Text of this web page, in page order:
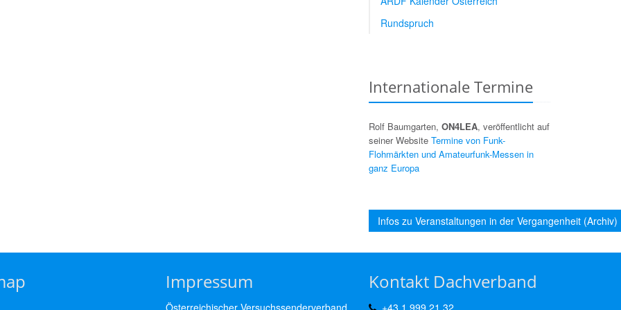
Rundspruch
Internationale Termine
Rolf Baumgarten, ON4LEA, veröffentlicht auf
seiner Website Termine von Funk-
Flohmärkten und Amateurfunk-Messen in
ganz Europa
Infos zu Veranstaltungen in der Vergangenheit (Archiv)
Impressum
Österreichischer Versuchssenderverband
Kontakt Dachverband
+43 1 999 21 32